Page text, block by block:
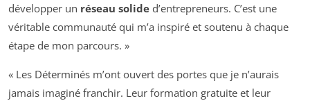
développer un réseau solide d’entrepreneurs. C’est une
véritable communauté qui m’a inspiré et soutenu à chaque
étape de mon parcours. »
« Les Déterminés m’ont ouvert des portes que je n’aurais
jamais imaginé franchir. Leur formation gratuite et leur